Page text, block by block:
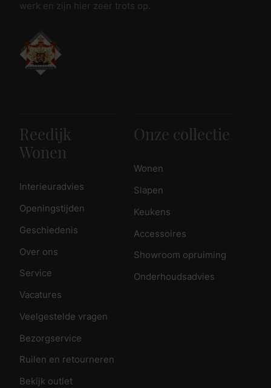
werk en zijn hier zeer trots op.
Reedijk
Wonen
Interieuradvies
Openingstijden
Geschiedenis
Over ons
Service
Vacatures
Veelgestelde vragen
Bezorgservice
Ruilen en retourneren
Bekijk outlet
Onze collectie
Wonen
Slapen
Keukens
Accessoires
Showroom opruiming
Onderhoudsadvies